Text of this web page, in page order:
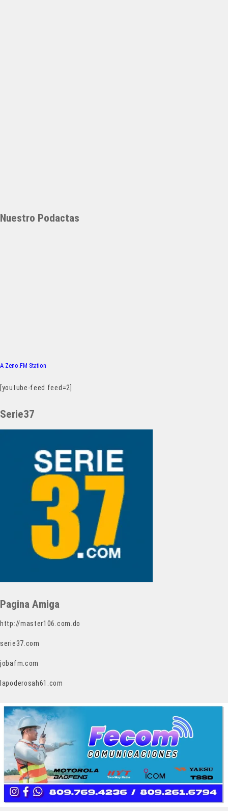
Nuestro Podactas
A Zeno.FM Station
[youtube-feed feed=2]
Serie37
Pagina Amiga
http://master106.com.do
serie37.com
jobafm.com
lapoderosah61.com